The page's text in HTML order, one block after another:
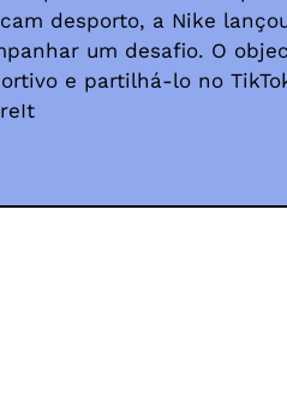
desporto, a Nike
um desafio. O
e partilhá-lo no